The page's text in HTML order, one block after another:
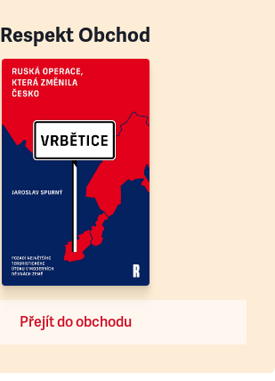
Respekt Obchod
Přejít do obchodu